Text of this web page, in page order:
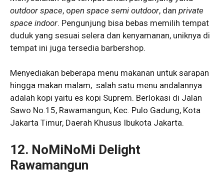
outdoor space, open space semi outdoor, dan private
space indoor. Pengunjung bisa bebas memilih tempat
duduk yang sesuai selera dan kenyamanan, uniknya di
tempat ini juga tersedia barbershop.
Menyediakan beberapa menu makanan untuk sarapan
hingga makan malam, salah satu menu andalannya
adalah kopi yaitu es kopi Suprem. Berlokasi di Jalan
Sawo No.15, Rawamangun, Kec. Pulo Gadung, Kota
Jakarta Timur, Daerah Khusus Ibukota Jakarta.
12. NoMiNoMi Delight
Rawamangun